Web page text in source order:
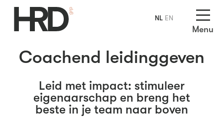
Menu
Coachend leidinggeven
Leid met impact: stimuleer
eigenaarschap en breng het
beste in je team naar boven
NL EN